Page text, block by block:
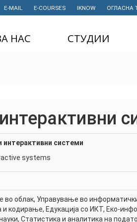
E-MAIL E-COURSES IKNOW ОГЛАСНА
НАС
Е МОЈ
СТУДИИ
ДОКТОРСКИ
СТУДИИ
ПРОФЕСИОНАЛНИ
СТУДЕНТСКА
СТУДЕНТСКИ
ОРГАНИЗАЦИИ
интерактивни системи
systems
во облак, Управување во
и кодирање, Едукација со ИКТ, Еко-
, Статистика и аналитика на